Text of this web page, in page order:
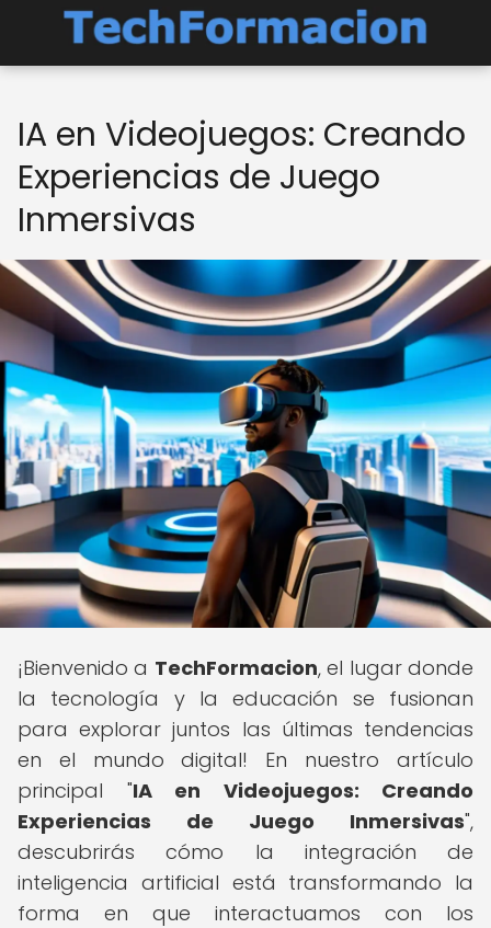
IA en Videojuegos: Creando
Experiencias de Juego
Inmersivas
¡Bienvenido a TechFormacion, el lugar donde
la tecnología y la educación se fusionan
para explorar juntos las últimas tendencias
en el mundo digital! En nuestro artículo
principal "IA en Videojuegos: Creando
Experiencias de Juego Inmersivas",
descubrirás cómo la integración de
inteligencia artificial está transformando la
forma en que interactuamos con los